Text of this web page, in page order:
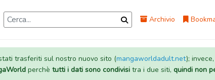
Archivio
trasferiti sul nostro nuovo sito (mangaworldadult.net);
perchè tutti i dati sono condivisitra i due siti, quindi non